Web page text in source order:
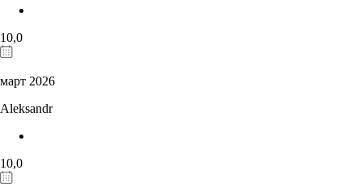
10,0
март 2026
Aleksandr
10,0